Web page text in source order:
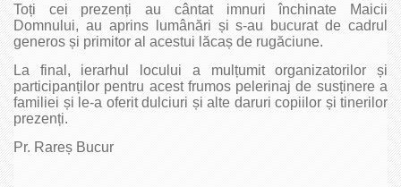
Toți cei prezenți au cântat imnuri închinate Maicii
Domnului, au aprins lumânări și s-au bucurat de cadrul
generos și primitor al acestui lăcaș de rugăciune.
La final, ierarhul locului a mulțumit organizatorilor și
participanților pentru acest frumos pelerinaj de susținere a
familiei și le-a oferit dulciuri și alte daruri copiilor și tinerilor
prezenți.
Pr. Rareș Bucur